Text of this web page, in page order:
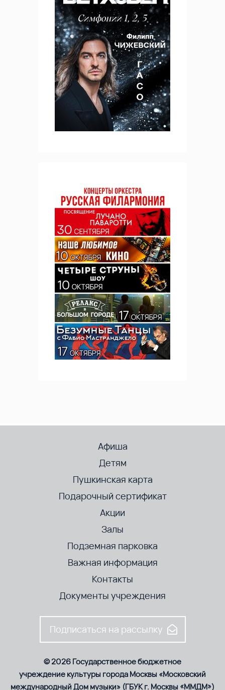
Афиша
Детям
Пушкинская карта
Подарочный сертификат
Акции
Залы
Подземная парковка
Важная информация
Контакты
Документы учреждения
Подписаться на рассылку
© 2026 Государственное бюджетное
учреждение культуры города Москвы «Московский
международный Дом музыки» (ГБУК г. Москвы «ММДМ»)